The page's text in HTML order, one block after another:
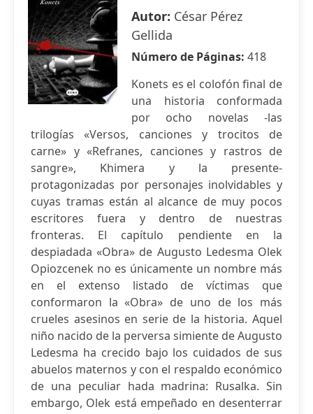
Autor: César Pérez
Gellida
Número de Páginas: 418
Konets es el colofón final de
una historia conformada
por ocho novelas -las
trilogías «Versos, canciones y trocitos de
carne» y «Refranes, canciones y rastros de
sangre», Khimera y la presente-
protagonizadas por personajes inolvidables y
cuyas tramas están al alcance de muy pocos
escritores fuera y dentro de nuestras
fronteras. El capítulo pendiente en la
despiadada «Obra» de Augusto Ledesma Olek
Opiozcenek no es únicamente un nombre más
en el extenso listado de víctimas que
conformaron la «Obra» de uno de los más
crueles asesinos en serie de la historia. Aquel
niño nacido de la perversa simiente de Augusto
Ledesma ha crecido bajo los cuidados de sus
abuelos maternos y con el respaldo económico
de una peculiar hada madrina: Rusalka. Sin
embargo, Olek está empeñado en desenterrar